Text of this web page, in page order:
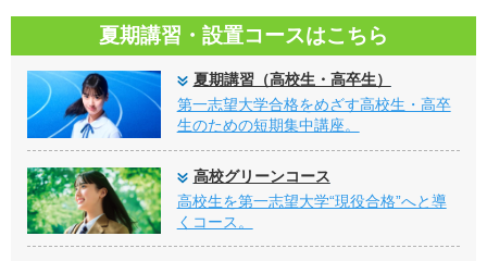
夏期講習・設置コースはこちら
夏期講習（高校生・高卒生）
第一志望大学合格をめざす高校生・高卒
生のための短期集中講座。
高校グリーンコース
高校生を第一志望大学“現役合格”へと導
くコース。